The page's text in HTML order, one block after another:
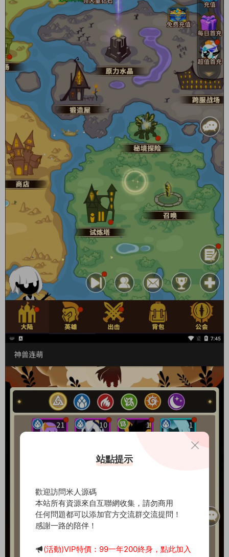
站點提示
歡迎訪問米人源碼
本站所有資源來自互聯網收集，請勿商用
任何問題都可以添加官方交流群交流提問！
感謝一路的陪伴！
(活動)VIP特價：99一年200終身，點此加入